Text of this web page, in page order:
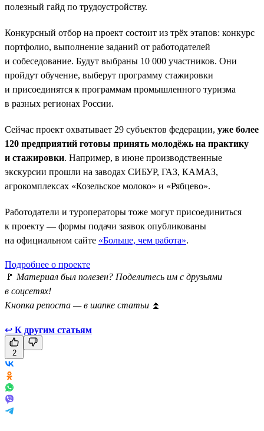
полезный гайд по трудоустройству.
Конкурсный отбор на проект состоит из трёх этапов: конкурс
портфолио, выполнение заданий от работодателей
и собеседование. Будут выбраны 10 000 участников. Они
пройдут обучение, выберут программу стажировки
и присоединятся к программам промышленного туризма
в разных регионах России.
Сейчас проект охватывает 29 субъектов федерации, уже более
120 предприятий готовы принять молодёжь на практику
и стажировки. Например, в июне производственные
экскурсии прошли на заводах СИБУР, ГАЗ, КАМАЗ,
агрокомплексах «Козельское молоко» и «Рябцево».
Работодатели и туроператоры тоже могут присоединиться
к проекту — формы подачи заявок опубликованы
на официальном сайте «Больше, чем работа».
Подробнее о проекте
🚩 Материал был полезен? Поделитесь им с друзьями
в соцсетях!
Кнопка репоста — в шапке статьи ⏫
↩ К другим статьям
2